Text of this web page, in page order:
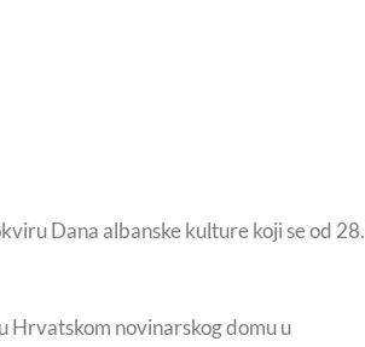
Dana albanske kulture koji se od 28.
Hrvatskom novinarskog domu u